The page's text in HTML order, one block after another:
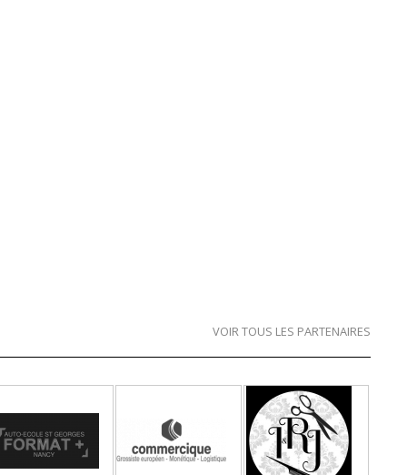
VOIR TOUS LES PARTENAIRES